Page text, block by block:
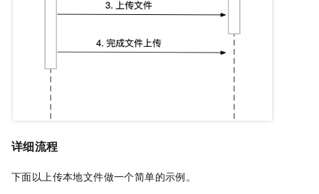
详细流程
下面以上传本地文件做一个简单的示例。